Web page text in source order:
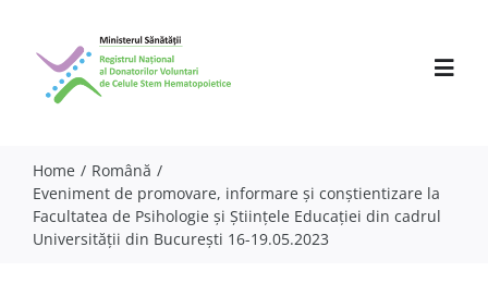
content
Despre noi
Activitate
Home
Română
Eveniment de promovare, informare și conștientizare la
Facultatea de Psihologie și Științele Educației din cadrul
Universității din București 16-19.05.2023